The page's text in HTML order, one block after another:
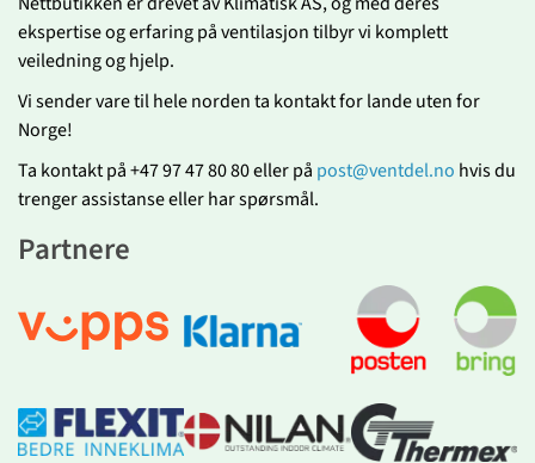
ekspertise og erfaring på ventilasjon tilbyr vi komplett
veiledning og hjelp.
Vi sender vare til hele norden ta kontakt for lande uten for
Norge!
Ta kontakt på +47 97 47 80 80 eller på post@ventdel.no hvis du
trenger assistanse eller har spørsmål.
Partnere